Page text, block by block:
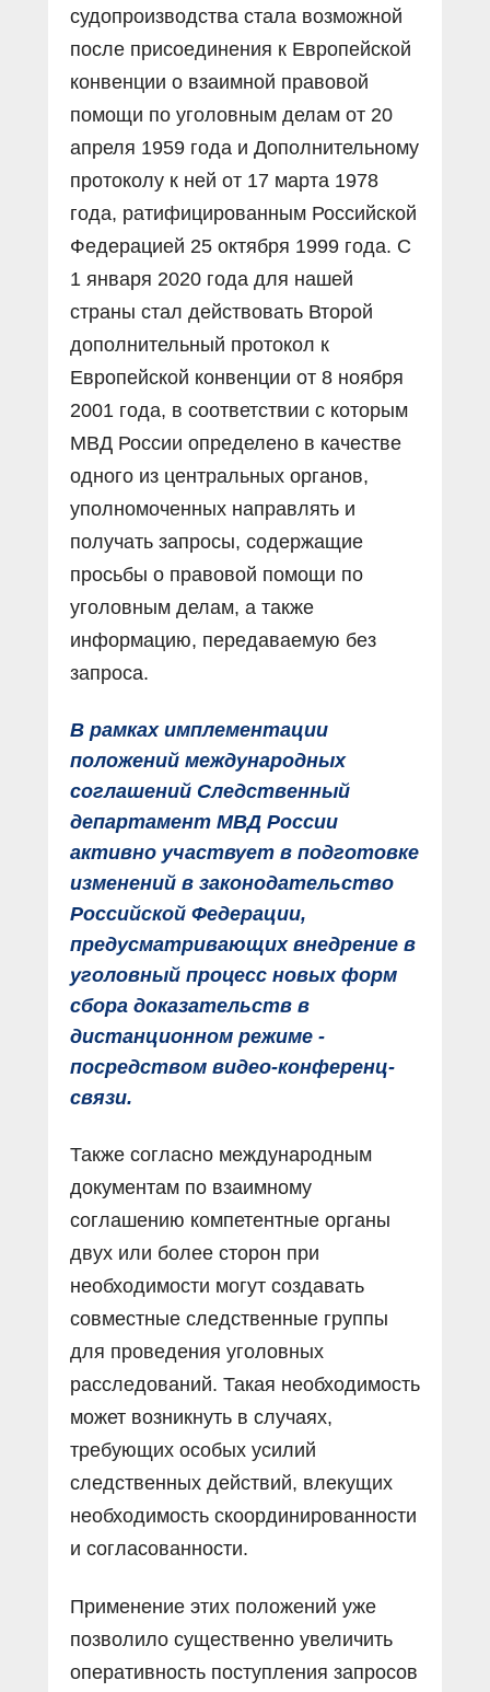
судопроизводства стала возможной
после присоединения к Европейской
конвенции о взаимной правовой
помощи по уголовным делам от 20
апреля 1959 года и Дополнительному
протоколу к ней от 17 марта 1978
года, ратифицированным Российской
Федерацией 25 октября 1999 года. С
1 января 2020 года для нашей
страны стал действовать Второй
дополнительный протокол к
Европейской конвенции от 8 ноября
2001 года, в соответствии с которым
МВД России определено в качестве
одного из центральных органов,
уполномоченных направлять и
получать запросы, содержащие
просьбы о правовой помощи по
уголовным делам, а также
информацию, передаваемую без
запроса.
В рамках имплементации
положений международных
соглашений Следственный
департамент МВД России
активно участвует в подготовке
изменений в законодательство
Российской Федерации,
предусматривающих внедрение в
уголовный процесс новых форм
сбора доказательств в
дистанционном режиме -
посредством видео-конференц-
связи.
Также согласно международным
документам по взаимному
соглашению компетентные органы
двух или более сторон при
необходимости могут создавать
совместные следственные группы
для проведения уголовных
расследований. Такая необходимость
может возникнуть в случаях,
требующих особых усилий
следственных действий, влекущих
необходимость скоординированности
и согласованности.
Применение этих положений уже
позволило существенно увеличить
оперативность поступления запросов